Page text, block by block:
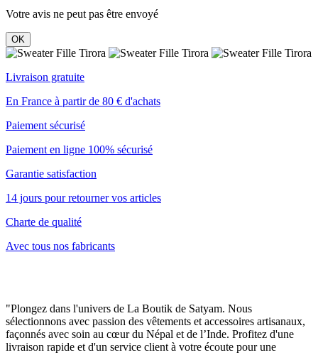
Votre avis ne peut pas être envoyé
OK
Livraison gratuite
En France à partir de 80 € d'achats
Paiement sécurisé
Paiement en ligne 100% sécurisé
Garantie satisfaction
14 jours pour retourner vos articles
Charte de qualité
Avec tous nos fabricants
"Plongez dans l'univers de La Boutik de Satyam. Nous
sélectionnons avec passion des vêtements et accessoires artisanaux,
façonnés avec soin au cœur du Népal et de l’Inde. Profitez d'une
livraison rapide et d'un service client à votre écoute pour une